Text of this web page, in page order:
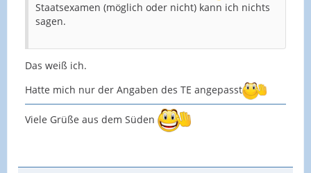
Staatsexamen (möglich oder nicht) kann ich nichts
sagen.
Das weiß ich.
Hatte mich nur der Angaben des TE angepasst
Viele Grüße aus dem Süden